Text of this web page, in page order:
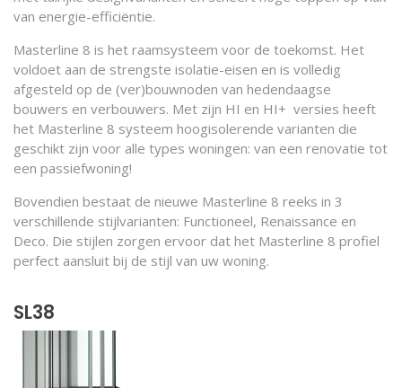
van energie-efficiëntie.
Masterline 8 is het raamsysteem voor de toekomst. Het
voldoet aan de strengste isolatie-eisen en is volledig
afgesteld op de (ver)bouwnoden van hedendaagse
bouwers en verbouwers. Met zijn HI en HI+ versies heeft
het Masterline 8 systeem hoogisolerende varianten die
geschikt zijn voor alle types woningen: van een renovatie tot
een passiefwoning!
Bovendien bestaat de nieuwe Masterline 8 reeks in 3
verschillende stijlvarianten: Functioneel, Renaissance en
Deco. Die stijlen zorgen ervoor dat het Masterline 8 profiel
perfect aansluit bij de stijl van uw woning.
SL38